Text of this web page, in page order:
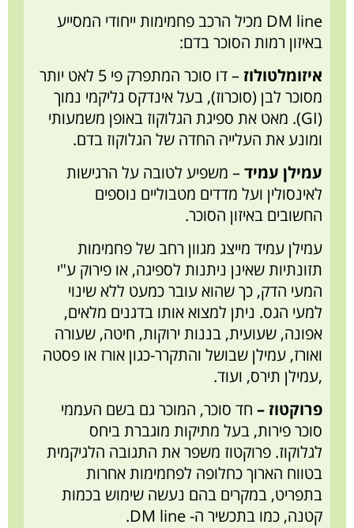
DM line מכיל הרכב פחמימות ייחודי המסייע
באיזון רמות הסוכר בדם:
איזומלטולוז
– דו סוכר המתפרק פי 5 לאט יותר
מסוכר לבן (סוכרוז), בעל אינדקס גליקמי נמוך
(GI). מאט את ספיגת הגלוקוז באופן משמעותי
ומונע את העלייה החדה של הגלוקוז בדם.
עמילן עמיד– משפיע לטובה על הרגישות
לאינסולין ועל מדדים מטבוליים נוספים
החשובים באיזון הסוכר.
עמילן עמיד מייצג מגוון רחב של פחמימות
תזונתיות שאינן ניתנות לספיגה, או פירוק ע"י
המעי הדק, כך שהוא עובר כמעט ללא שינוי
למעי הגס. ניתן למצוא אותו בדגנים מלאים,
אפונה, שעועית, בננות ירוקות, חיטה, שעורה
ואורז, עמילן שבושל והתקרר-כגון אורז או פסטה
,עמילן תירס, ועוד.
פרוקטוז – חד סוכר, המוכר גם בשם העממי
סוכר פירות, בעל מתיקות מוגברת ביחס
לגלוקוז. פרוקטוז משפר את התגובה הלגיקמית
בטווח הארוך כחלופה לפחמימות אחרות
בתפריט, במקרים בהם נעשה שימוש בכמות
קטנה, כמו בתכשיר ה- DM line.